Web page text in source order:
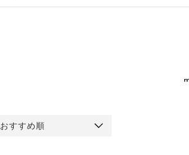
おすすめ順